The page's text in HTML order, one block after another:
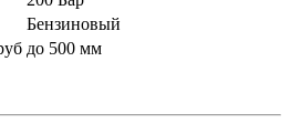
Бензиновый
до 500 мм